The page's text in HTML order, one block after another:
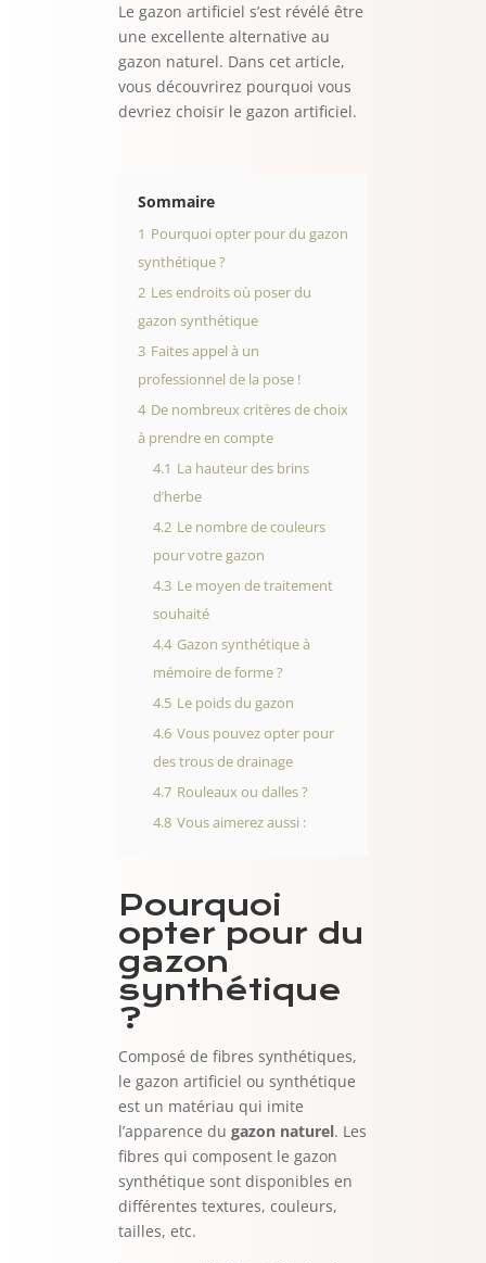
Le gazon artificiel s’est révélé être
une excellente alternative au
gazon naturel. Dans cet article,
vous découvrirez pourquoi vous
devriez choisir le gazon artificiel.
Sommaire
1 Pourquoi opter pour du gazon
synthétique ?
2 Les endroits où poser du
gazon synthétique
3 Faites appel à un
professionnel de la pose !
4 De nombreux critères de choix
à prendre en compte
4.1 La hauteur des brins
d’herbe
4.2 Le nombre de couleurs
pour votre gazon
4.3 Le moyen de traitement
souhaité
4.4 Gazon synthétique à
mémoire de forme ?
4.5 Le poids du gazon
4.6 Vous pouvez opter pour
des trous de drainage
4.7 Rouleaux ou dalles ?
4.8 Vous aimerez aussi :
Pourquoi
opter pour du
gazon
synthétique
?
Composé de fibres synthétiques,
le gazon artificiel ou synthétique
est un matériau qui imite
l’apparence du gazon naturel. Les
fibres qui composent le gazon
synthétique sont disponibles en
différentes textures, couleurs,
tailles, etc.